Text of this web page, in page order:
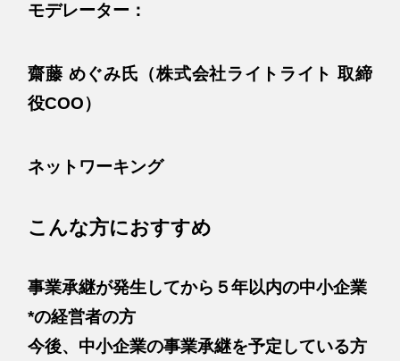
モデレーター：
齋藤 めぐみ氏（株式会社ライトライト 取締
役COO）
ネットワーキング
こんな方におすすめ
事業承継が発生してから５年以内の中小企業
*の経営者の方
今後、中小企業の事業承継を予定している方